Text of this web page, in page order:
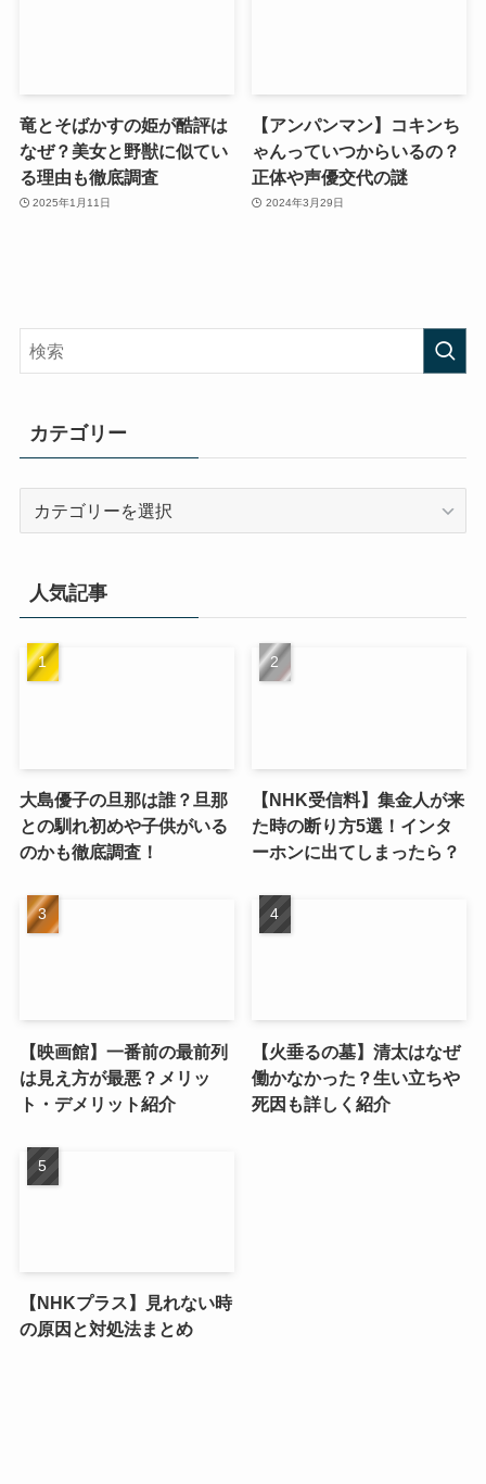
竜とそばかすの姫が酷評は
なぜ？美女と野獣に似てい
る理由も徹底調査
2025年1月11日
【アンパンマン】コキンち
ゃんっていつからいるの？
正体や声優交代の謎
2024年3月29日
カテゴリー
ー
人気記事
大島優子の旦那は誰？旦那
との馴れ初めや子供がいる
のかも徹底調査！
【NHK受信料】集金人が来
た時の断り方5選！インタ
ーホンに出てしまったら？
【映画館】一番前の最前列
は見え方が最悪？メリッ
ト・デメリット紹介
【火垂るの墓】清太はなぜ
働かなかった？生い立ちや
死因も詳しく紹介
【NHKプラス】見れない時
の原因と対処法まとめ